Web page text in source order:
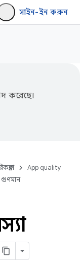
সাইন-ইন করুন
করেছে।
App quality
গুণমান